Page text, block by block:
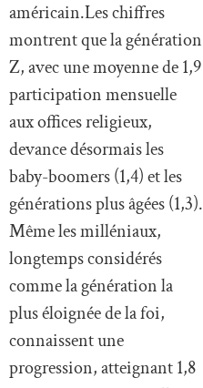
américain.Les chiffres
montrent que la génération
Z, avec une moyenne de 1,9
participation mensuelle
aux offices religieux,
devance désormais les
baby-boomers (1,4) et les
générations plus âgées (1,3).
Même les milléniaux,
longtemps considérés
comme la génération la
plus éloignée de la foi,
connaissent une
progression, atteignant 1,8